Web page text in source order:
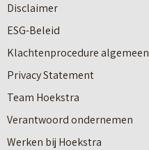
Disclaimer
ESG-Beleid
Klachtenprocedure algemeen
Privacy Statement
Team Hoekstra
Verantwoord ondernemen
Werken bij Hoekstra